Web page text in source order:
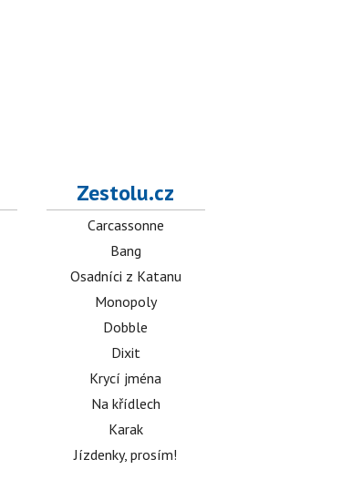
Zestolu.cz
Carcassonne
Bang
Osadníci z Katanu
Monopoly
Dobble
Dixit
Krycí jména
Na křídlech
Karak
Jízdenky, prosím!